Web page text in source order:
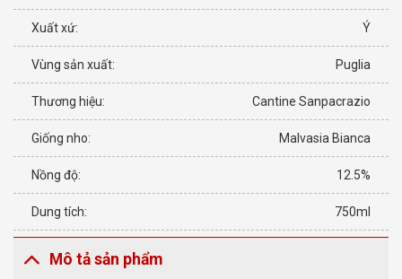
Xuất xứ: Ý
Vùng sản xuất: Puglia
Thương hiệu: Cantine Sanpacrazio
Giống nho: Malvasia Bianca
Nồng độ: 12.5%
Dung tích: 750ml
Mô tả sản phẩm